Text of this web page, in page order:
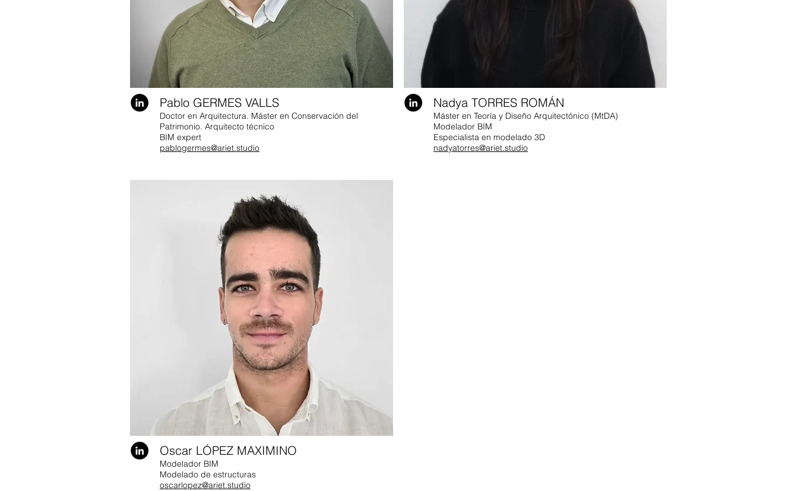
Pablo GERMES VALLS
Doctor en Arquitectura. Máster en Conservación del
Patrimonio. Arquitecto técnico
BIM expert
pablogermes@ariet.studio
Oscar LÓPEZ MAXIMINO
Modelador BIM
Modelado de estructuras
oscarlopez@ariet.studio
Nadya TORRES ROMÁN
Máster en Teoría y Diseño Arquitectónico (MtDA)
Modelador BIM
Especialista en modelado 3D
nadyatorres@ariet.studio